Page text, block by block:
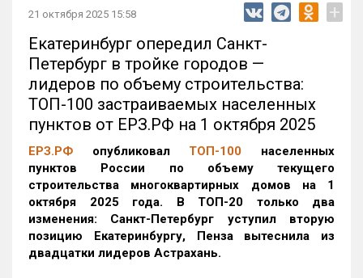
21 октября 2025 15:58 +
Екатеринбург опередил Санкт-
Петербург в тройке городов —
лидеров по объему строительства:
ТОП-100 застраиваемых населенных
пунктов от ЕРЗ.РФ на 1 октября 2025
ЕРЗ.РФ опубликовал ТОП-100 населенных
пунктов России по объему текущего
строительства многоквартирных домов на 1
октября 2025 года. В ТОП-20 только два
изменения: Санкт-Петербург уступил вторую
позицию Екатеринбургу, Пенза вытеснила из
двадцатки лидеров Астрахань.